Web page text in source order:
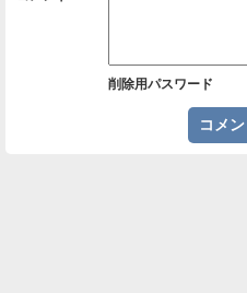
削除用パスワード